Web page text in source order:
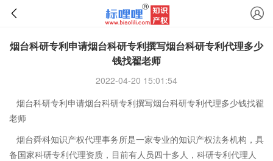
烟台科研专利申请烟台科研专利撰写烟台科研专利代理多少
钱找翟老师
2022-04-20 15:01:54
烟台科研专利申请烟台科研专利撰写烟台科研专利代理多少钱找翟
老师
烟台舜科知识产权代理事务所是一家专业的知识产权法务机构，具
备国家科研专利代理资质，目前有人员四十多人，科研专利代理人